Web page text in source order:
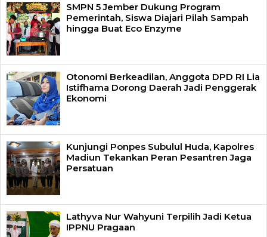
SMPN 5 Jember Dukung Program
Pemerintah, Siswa Diajari Pilah Sampah
hingga Buat Eco Enzyme
Otonomi Berkeadilan, Anggota DPD RI Lia
Istifhama Dorong Daerah Jadi Penggerak
Ekonomi
Kunjungi Ponpes Subulul Huda, Kapolres
Madiun Tekankan Peran Pesantren Jaga
Persatuan
Lathyva Nur Wahyuni Terpilih Jadi Ketua
IPPNU Pragaan